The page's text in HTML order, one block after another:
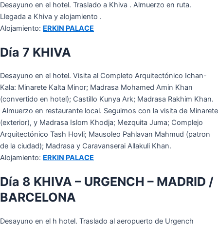
Desayuno en el hotel. Traslado a Khiva . Almuerzo en ruta.
Llegada a Khiva y alojamiento .
Alojamiento: ERKIN PALACE
Día 7 KHIVA
Desayuno en el hotel. Visita al Completo Arquitectónico Ichan-
Kala: Minarete Kalta Minor; Madrasa Mohamed Amin Khan
(convertido en hotel); Castillo Kunya Ark; Madrasa Rakhim Khan.
Almuerzo en restaurante local. Seguimos con la visita de Minarete
(exterior), y Madrasa Islom Khodja; Mezquita Juma; Complejo
Arquitectónico Tash Hovli; Mausoleo Pahlavan Mahmud (patron
de la ciudad); Madrasa y Caravanserai Allakuli Khan.
Alojamiento: ERKIN PALACE
Día 8 KHIVA – URGENCH – MADRID /
BARCELONA
Desayuno en el h hotel. Traslado al aeropuerto de Urgench